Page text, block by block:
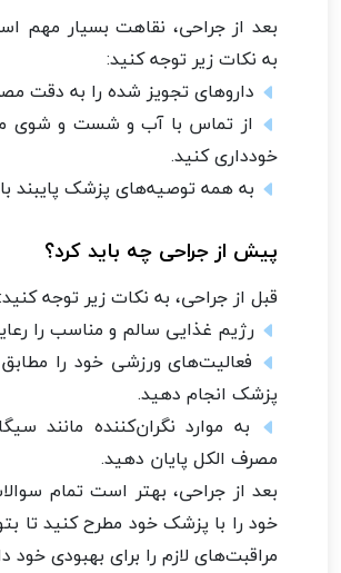
بعد از جراحی، نقاهت بسیار مهم
به نکات زیر توجه کنید:
داروهای تجویز شده را به دقت
از تماس با آب و شست و شوی
خودداری کنید.
به همه توصیه‌های پزشک پایبند
پیش از جراحی چه باید کرد؟
قبل از جراحی، به نکات زیر توجه کنید:
رژیم غذایی سالم و مناسب را
فعالیت‌های ورزشی خود را
پزشک انجام دهید.
به موارد نگران‌کننده مانند
مصرف الکل پایان دهید.
بعد از جراحی، بهتر است تمام
خود را با پزشک خود مطرح کنید تا
مراقبت‌های لازم را برای بهبودی خود